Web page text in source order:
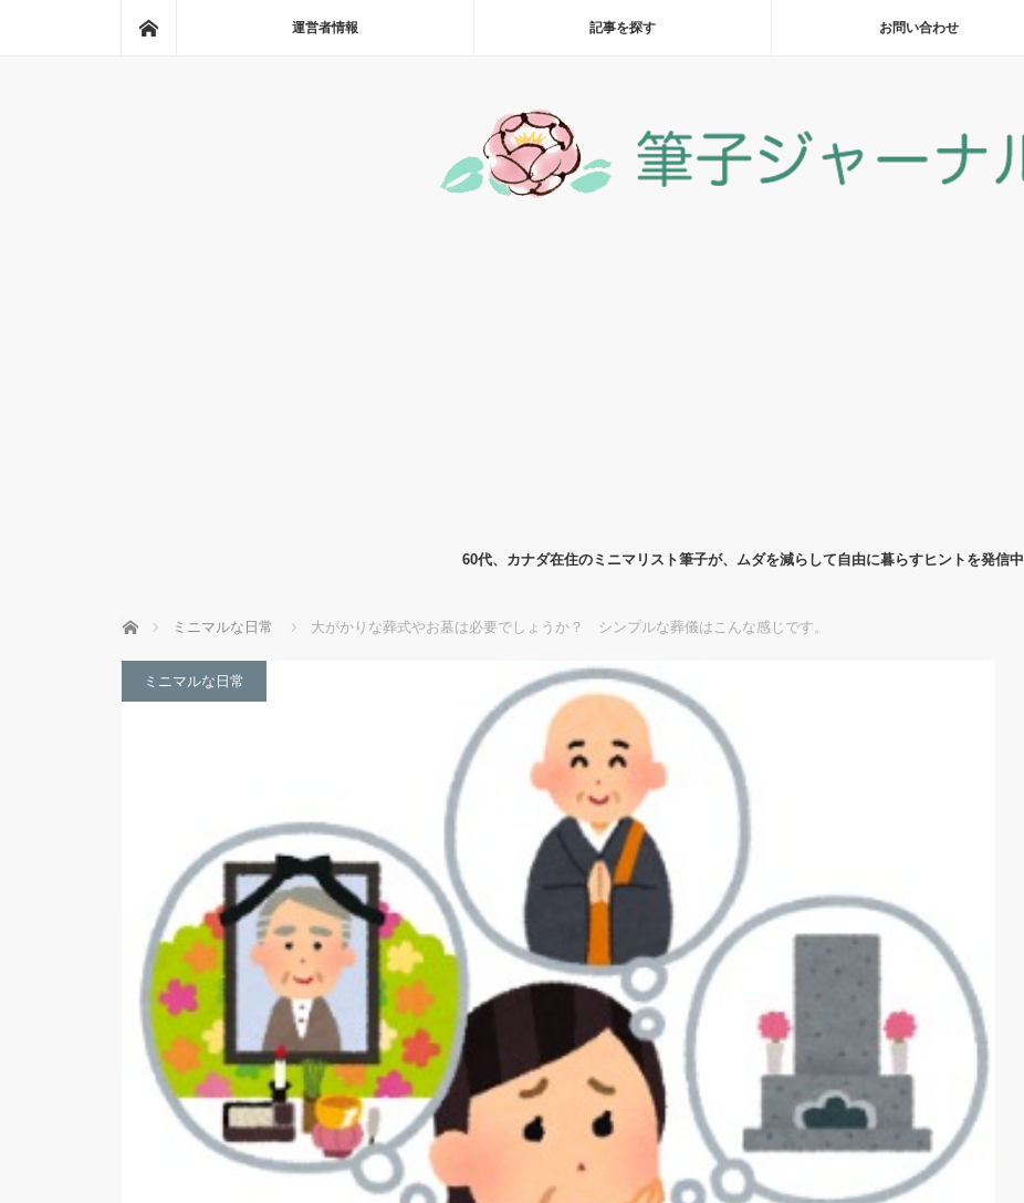
運営者情報 記事を探す お問い合わせ
60代、カナダ在住のミニマリスト筆子が、ムダを減らして自由に暮らすヒントを発信中
ホーム ミニマルな日常 大がかりな葬式やお墓は必要でしょうか？ シンプルな葬儀はこんな感じです。
ミニマルな日常